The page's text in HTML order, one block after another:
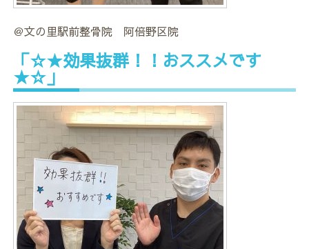
＠文の里駅前整骨院 阿倍野区院
「☆★効果抜群！！おススメです
★☆」